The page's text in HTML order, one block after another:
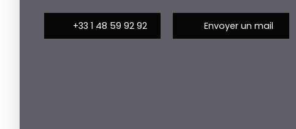
+33 1 48 59 92 92 Envoyer un mail